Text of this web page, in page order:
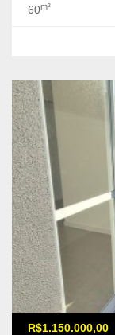
60m²
R$1.150.000,00